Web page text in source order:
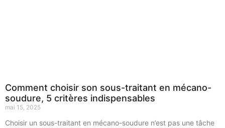
Comment choisir son sous-traitant en mécano-
soudure, 5 critères indispensables
mai 15, 2025
Choisir un sous-traitant en mécano-soudure n’est pas une tâche